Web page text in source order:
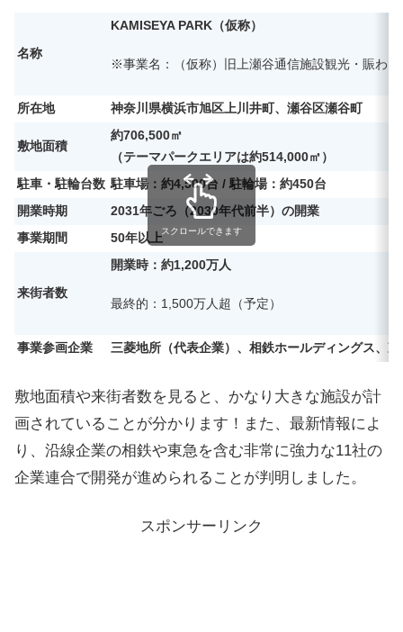
名称
KAMISEYA PARK（仮称）
※事業名：（仮称）旧上瀬谷通信施設観光・賑わ
所在地 神奈川県横浜市旭区上川井町、瀬谷区瀬谷町
敷地面積
約706,500㎡
（テーマパークエリアは約514,000㎡）
駐車・駐輪台数 駐車場：約4,500台 / 駐輪場：約450台
開業時期
2031年ごろ（2030年代前半）の開業
事業期間
50年以上
来街者数
開業時：約1,200万人
最終的：1,500万人超（予定）
事業参画企業 三菱地所（代表企業）、相鉄ホールディングス、
スクロールできます
敷地面積や来街者数を見ると、かなり大きな施設が計
画されていることが分かります！また、最新情報によ
り、沿線企業の相鉄や東急を含む非常に強力な11社の
企業連合で開発が進められることが判明しました。
スポンサーリンク